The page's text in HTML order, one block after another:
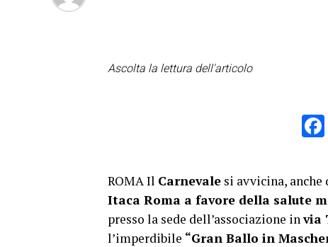
Ascolta la lettura dell'articolo
ROMA Il Carnevale si avvicina, anche
Itaca Roma a favore della salute
presso la sede dell’associazione invia
l’imperdibile “Gran Ballo in